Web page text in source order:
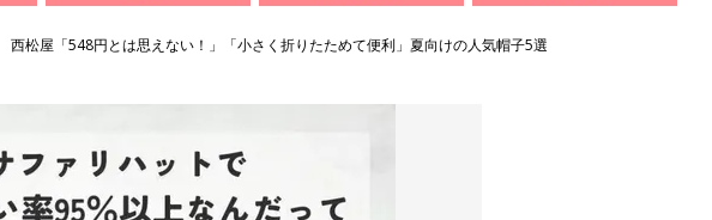
西松屋「548円とは思えない！」「小さく折りたためて便利」夏向けの人気帽子5選